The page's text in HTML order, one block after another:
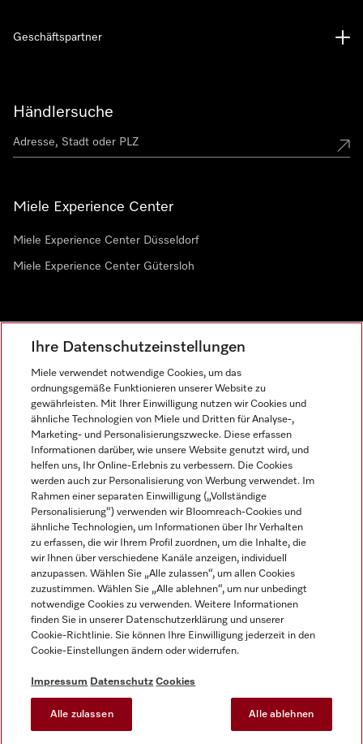
Händlersuche
Miele Experience Center
Miele Experience Center Düsseldorf
Miele Experience Center Gütersloh
Geschäftspartner
AGB
Datenschutz
Nutzungsbedingungen
Barrierefreiheitserklärung
EU-Gesetzen über digitale Dienste
Cookie-Einstellungen
Miele auf Instagram
Miele auf Facebook
Miele auf Youtube
Ihre Datenschutzeinstellungen
Miele verwendet notwendige Cookies, um das
ordnungsgemäße Funktionieren unserer Website zu
gewährleisten. Mit Ihrer Einwilligung nutzen wir Cookies und
ähnliche Technologien von Miele und Dritten für Analyse-,
Marketing- und Personalisierungszwecke. Diese erfassen
Informationen darüber, wie unsere Website genutzt wird, und
helfen uns, Ihr Online-Erlebnis zu verbessern. Die Cookies
werden auch zur Personalisierung von Werbung verwendet. Im
Rahmen einer separaten Einwilligung („Vollständige
Personalisierung“) verwenden wir Bloomreach-Cookies und
ähnliche Technologien, um Informationen über Ihr Verhalten
zu erfassen, die wir Ihrem Profil zuordnen, um die Inhalte, die
wir Ihnen über verschiedene Kanäle anzeigen, individuell
anzupassen. Wählen Sie „Alle zulassen“, um allen Cookies
zuzustimmen. Wählen Sie „Alle ablehnen“, um nur unbedingt
notwendige Cookies zu verwenden. Weitere Informationen
finden Sie in unserer Datenschutzerklärung und unserer
Cookie-Richtlinie. Sie können Ihre Einwilligung jederzeit in den
Cookie-Einstellungen ändern oder widerrufen.
Impressum Datenschutz Cookies
Alle zulassen Alle ablehnen